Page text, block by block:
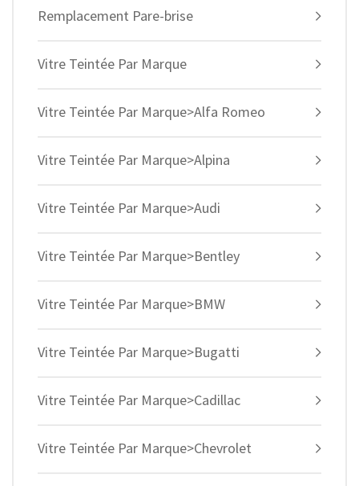
Remplacement Pare-brise
Vitre Teintée Par Marque
Vitre Teintée Par Marque>Alfa Romeo
Vitre Teintée Par Marque>Alpina
Vitre Teintée Par Marque>Audi
Vitre Teintée Par Marque>Bentley
Vitre Teintée Par Marque>BMW
Vitre Teintée Par Marque>Bugatti
Vitre Teintée Par Marque>Cadillac
Vitre Teintée Par Marque>Chevrolet